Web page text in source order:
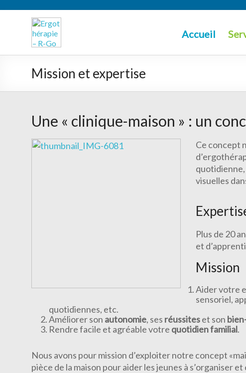
Accueil
Mission et expertise
Une « clinique-maison » : un
Ce concept
visuelles
Plus de 20
et
Mission
Aider votre
sensoriel,
quotidiennes, etc.
Améliorer son autonomie, ses réussiteset son
Rendre facile et agréable votre quotidien familial.
Nous avons pour mission d’exploiter notre concept
pièce de la maison pour aider les jeunes à s’organiser